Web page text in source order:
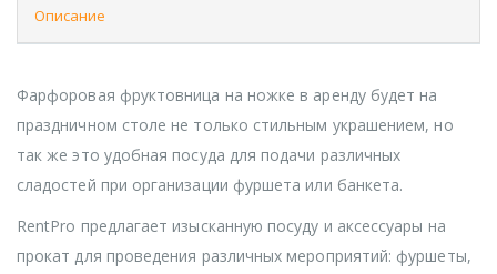
Описание
Фарфоровая фруктовница на ножке в аренду будет на
праздничном столе не только стильным украшением, но
так же это удобная посуда для подачи различных
сладостей при организации фуршета или банкета.
RentPro предлагает изысканную посуду и аксессуары на
прокат для проведения различных мероприятий: фуршеты,